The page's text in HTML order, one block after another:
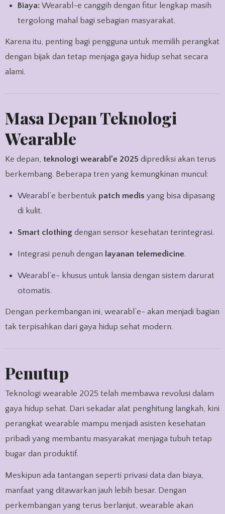
Biaya: Wearabl-e canggih dengan fitur lengkap masih
tergolong mahal bagi sebagian masyarakat.
Karena itu, penting bagi pengguna untuk memilih perangkat
dengan bijak dan tetap menjaga gaya hidup sehat secara
alami.
Masa Depan Teknologi
Wearable
Ke depan, teknologi wearabl’e 2025 diprediksi akan terus
berkembang. Beberapa tren yang kemungkinan muncul:
Wearabl’e berbentuk patch medis yang bisa dipasang
di kulit.
Smart clothing dengan sensor kesehatan terintegrasi.
Integrasi penuh dengan layanan telemedicine.
Wearabl’e- khusus untuk lansia dengan sistem darurat
otomatis.
Dengan perkembangan ini, wearabl’e- akan menjadi bagian
tak terpisahkan dari gaya hidup sehat modern.
Penutup
Teknologi wearable 2025 telah membawa revolusi dalam
gaya hidup sehat. Dari sekadar alat penghitung langkah, kini
perangkat wearable mampu menjadi asisten kesehatan
pribadi yang membantu masyarakat menjaga tubuh tetap
bugar dan produktif.
Meskipun ada tantangan seperti privasi data dan biaya,
manfaat yang ditawarkan jauh lebih besar. Dengan
perkembangan yang terus berlanjut, wearable akan